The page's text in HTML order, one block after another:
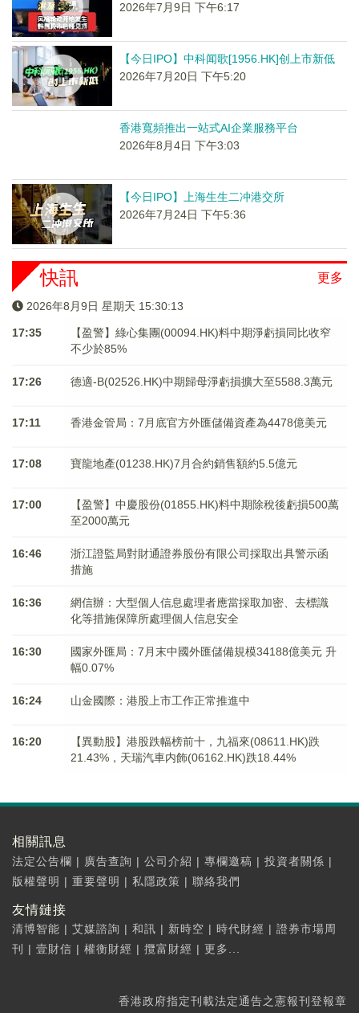
2026年7月9日 下午6:17
【今日IPO】中科闻歌[1956.HK]创上市新低
2026年7月20日 下午5:20
香港寬頻推出一站式AI企業服務平台
2026年8月4日 下午3:03
【今日IPO】上海生生二冲港交所
2026年7月24日 下午5:36
更多
快訊
2026年8月9日 星期天 15:30:13
17:35
【盈警】綠心集團(00094.HK)料中期淨虧損同比收窄
不少於85%
17:26 德適-B(02526.HK)中期歸母淨虧損擴大至5588.3萬元
17:11 香港金管局：7月底官方外匯儲備資產為4478億美元
17:08 寶龍地產(01238.HK)7月合約銷售額約5.5億元
17:00
【盈警】中慶股份(01855.HK)料中期除稅後虧損500萬
至2000萬元
16:46
浙江證監局對財通證券股份有限公司採取出具警示函
措施
16:36
網信辦：大型個人信息處理者應當採取加密、去標識
化等措施保障所處理個人信息安全
16:30
國家外匯局：7月末中國外匯儲備規模34188億美元 升
幅0.07%
16:24 山金國際：港股上市工作正常推進中
16:20
【異動股】港股跌幅榜前十，九福來(08611.HK)跌
21.43%，天瑞汽車内飾(06162.HK)跌18.44%
相關訊息
法定公告欄 | 廣告查詢 | 公司介紹 | 專欄邀稿 | 投資者關係 |
版權聲明 | 重要聲明 | 私隱政策 | 聯絡我們
友情鏈接
清博智能 | 艾媒諮詢 | 和訊 | 新時空 | 時代財經 | 證券市場周
刊
| 壹財信 | 權衡財經 | 攬富財經 | 更多...
香港政府指定刊載法定通告之憲報刊登報章